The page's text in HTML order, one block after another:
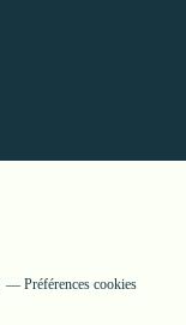
Préférences cookies